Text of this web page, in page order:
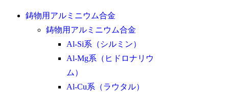
鋳物用アルミニウム合金
鋳物用アルミニウム合金
Al-Si系（シルミン）
Al-Mg系（ヒドロナリウ
ム）
Al-Cu系（ラウタル）